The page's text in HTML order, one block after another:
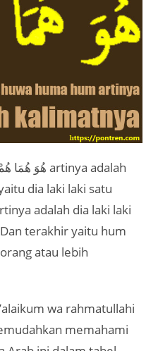
dia laki laki satu
adalah dia laki laki
terakhir yaitu hum
atau lebih
wa rahmatullahi
memahami